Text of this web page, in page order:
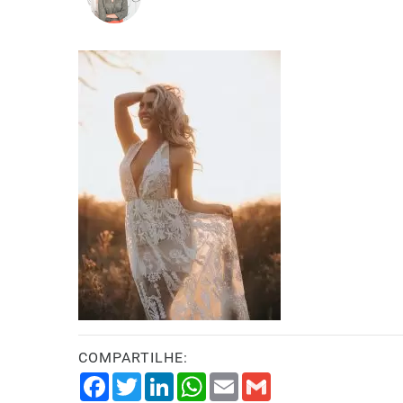
COMPARTILHE:
FacebookTwitterLinkedInWhatsApp
Email